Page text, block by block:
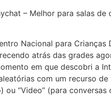
– Melhor para salas
Nacional para
atrás das grades
em que descobri a
com um recurso
“Video” (para